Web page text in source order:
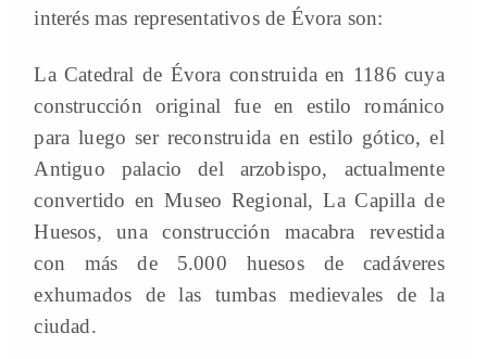
interés mas representativos de Évora son:
La Catedral de Évora construida en 1186 cuya
construcción original fue en estilo románico
para luego ser reconstruida en estilo gótico, el
Antiguo palacio del arzobispo, actualmente
convertido en Museo Regional, La Capilla de
Huesos, una construcción macabra revestida
con más de 5.000 huesos de cadáveres
exhumados de las tumbas medievales de la
ciudad.